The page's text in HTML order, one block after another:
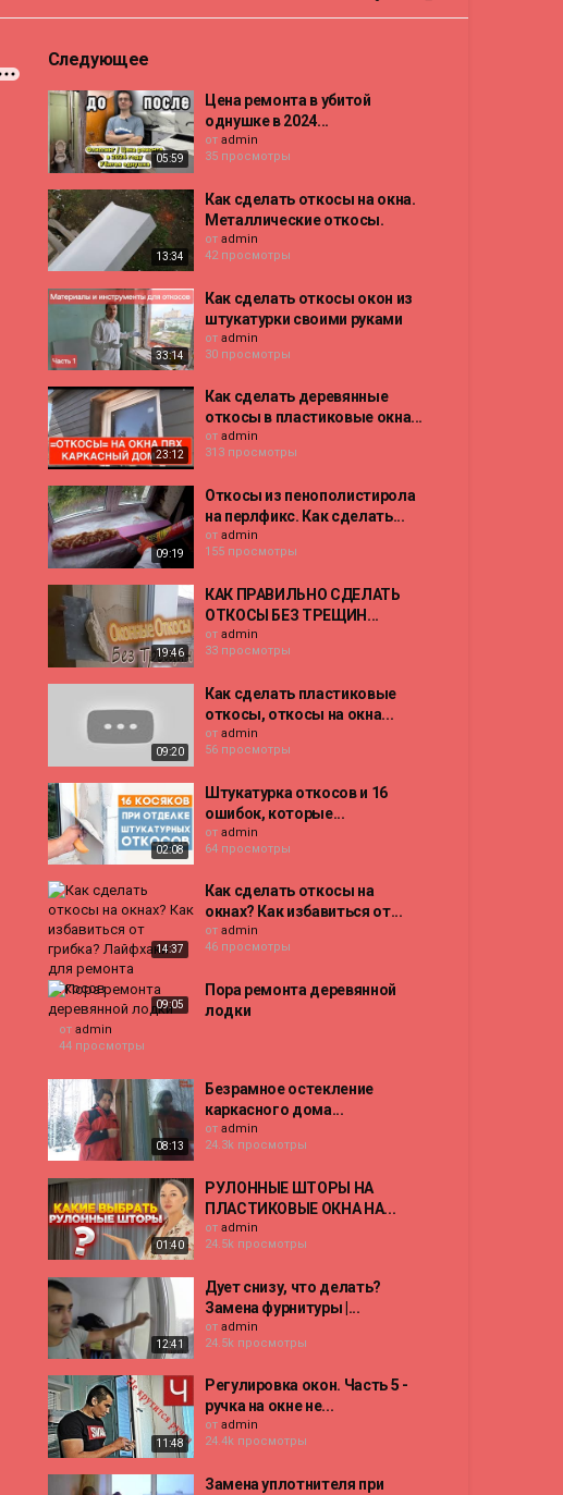
Следующее
05:59
Цена ремонта в убитой
однушке в 2024...
от admin
35 просмотры
13:34
Как сделать откосы на окна.
Металлические откосы.
от admin
42 просмотры
33:14
Как сделать откосы окон из
штукатурки своими руками
от admin
30 просмотры
23:12
Как сделать деревянные
откосы в пластиковые окна...
от admin
313 просмотры
09:19
Откосы из пенополистирола
на перлфикс. Как сделать...
от admin
155 просмотры
19:46
КАК ПРАВИЛЬНО СДЕЛАТЬ
ОТКОСЫ БЕЗ ТРЕЩИН...
от admin
33 просмотры
09:20
Как сделать пластиковые
откосы, откосы на окна...
от admin
56 просмотры
02:08
Штукатурка откосов и 16
ошибок, которые...
от admin
64 просмотры
14:37
Как сделать откосы на
окнах? Как избавиться от...
от admin
46 просмотры
09:05
Пора ремонта деревянной
лодки
от admin
44 просмотры
08:13
Безрамное остекление
каркасного дома...
от admin
24.3k просмотры
01:40
РУЛОННЫЕ ШТОРЫ НА
ПЛАСТИКОВЫЕ ОКНА НА...
от admin
24.5k просмотры
12:41
Дует снизу, что делать?
Замена фурнитуры |...
от admin
24.5k просмотры
11:48
Регулировка окон. Часть 5 -
ручка на окне не...
от admin
24.4k просмотры
Замена уплотнителя при